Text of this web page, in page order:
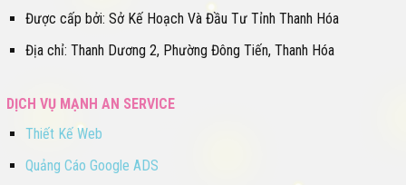
Được cấp bởi: Sở Kế Hoạch Và Đầu Tư Tỉnh Thanh Hóa
Địa chỉ: Thanh Dương 2, Phường Đông Tiến, Thanh Hóa
DỊCH VỤ MẠNH AN SERVICE
Thiết Kế Web
Quảng Cáo Google ADS